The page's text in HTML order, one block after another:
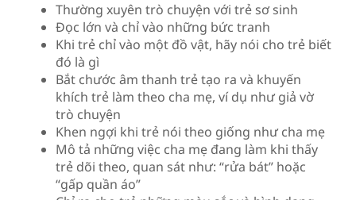
Thường xuyên trò chuyện với trẻ sơ sinh
Đọc lớn và chỉ vào những bức tranh
Khi trẻ chỉ vào một đồ vật, hãy nói cho trẻ biết
đó là gì
Bắt chước âm thanh trẻ tạo ra và khuyến
khích trẻ làm theo cha mẹ, ví dụ như giả vờ
trò chuyện
Khen ngợi khi trẻ nói theo giống như cha mẹ
Mô tả những việc cha mẹ đang làm khi thấy
trẻ dõi theo, quan sát như: “rửa bát” hoặc
“gấp quần áo”